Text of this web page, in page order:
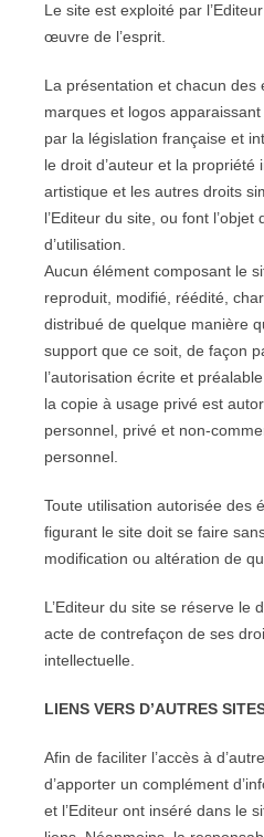
Le site est exploité par
œuvre de l’esprit.
La présentation et chacun des
marques et logos
par la législation française et
le droit d’auteur et la propriété
artistique et les autres droits
l’Editeur du site, ou font l’objet
d’utilisation.
Aucun élément composant le
reproduit, modifié, réédité,
distribué de quelque manière
support que ce soit, de façon
l’autorisation écrite et
la copie à usage privé est
personnel, privé et non-
personnel.
Toute utilisation autorisée des
figurant le site doit se faire
modification ou altération de
L’Editeur du site se réserve le
acte de contrefaçon de ses
intellectuelle.
LIENS VERS D’AUTRES
Afin de faciliter l’accès à
d’apporter un complément
et l’Editeur ont inséré dans le